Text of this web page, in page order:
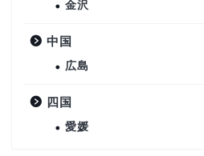
金沢
中国
広島
四国
愛媛